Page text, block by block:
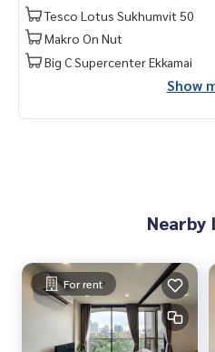
🚅 สถานที่ใกล้เคียง :
- BTS อ่อนนุช 1.6 กม.
- BTS พระโขนง 1.8 กม
- ร.พ.กล้วยน้ำไท 2.9 กม.
- Tesco Lotus : 1.7 กม.
🥰 Contact
Line : @therealproperty
Wechat : TheRealP
WhatsApp : +66 82 269 6289
092-628-9945Baimint
Tesco Lotus Sukhumvit 50
Makro On Nut
Big C Supercenter Ekkamai
Show
Nearby
For rent